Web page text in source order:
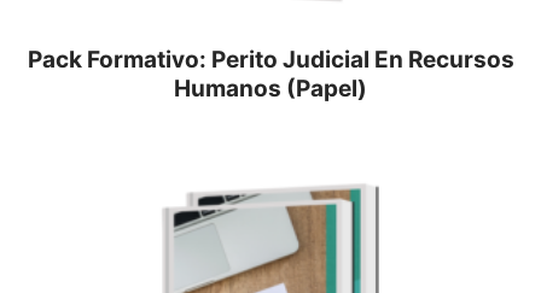
Pack Formativo: Perito Judicial En Recursos
Humanos (Papel)